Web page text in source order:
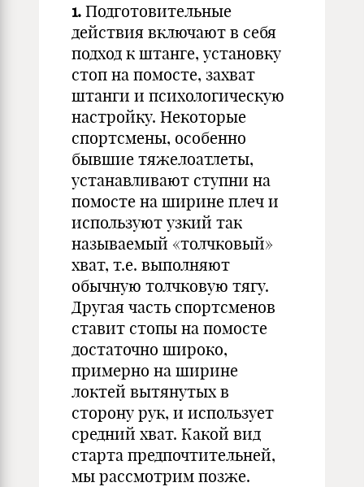
1. Подготовительные
действия включают в себя
подход к штанге, установку
стоп на помосте, захват
штанги и психологическую
настройку. Некоторые
спортсмены, особенно
бывшие тяжелоатлеты,
устанавливают ступни на
помосте на ширине плеч и
используют узкий так
называемый «толчковый»
хват, т.е. выполняют
обычную толчковую тягу.
Другая часть спортсменов
ставит стопы на помосте
достаточно широко,
примерно на ширине
локтей вытянутых в
сторону рук, и использует
средний хват. Какой вид
старта предпочтительней,
мы рассмотрим позже.